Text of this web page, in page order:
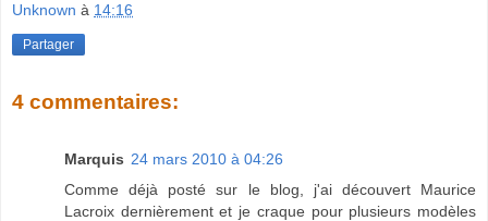
Unknown à 14:16
Partager
4 commentaires:
Marquis 24 mars 2010 à 04:26
Comme déjà posté sur le blog, j'ai découvert Maurice
Lacroix dernièrement et je craque pour plusieurs modèles